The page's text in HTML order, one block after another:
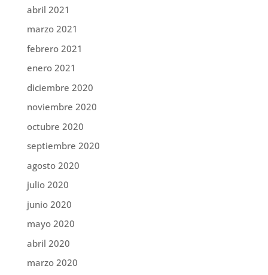
abril 2021
marzo 2021
febrero 2021
enero 2021
diciembre 2020
noviembre 2020
octubre 2020
septiembre 2020
agosto 2020
julio 2020
junio 2020
mayo 2020
abril 2020
marzo 2020